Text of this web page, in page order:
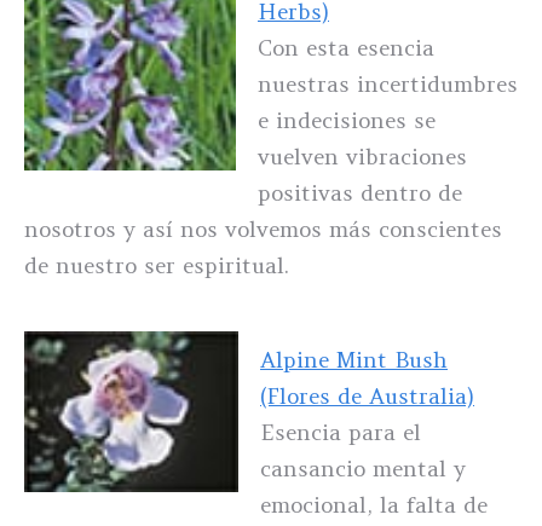
Herbs)
Con esta esencia
nuestras incertidumbres
e indecisiones se
vuelven vibraciones
positivas dentro de
nosotros y así nos volvemos más conscientes
de nuestro ser espiritual.
Alpine Mint Bush
(Flores de Australia)
Esencia para el
cansancio mental y
emocional, la falta de